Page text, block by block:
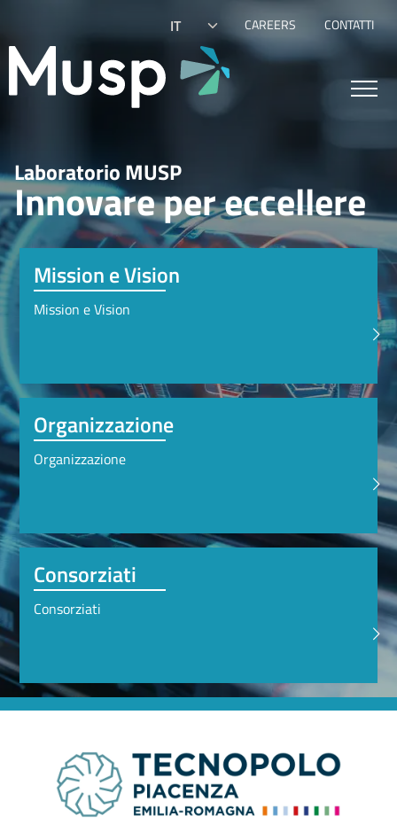
Select your languageSecondary links
CAREERS CONTATTI
Laboratorio MUSP
Innovare per eccellere
Mission e Vision
Mission e Vision
Organizzazione
Organizzazione
Consorziati
Consorziati